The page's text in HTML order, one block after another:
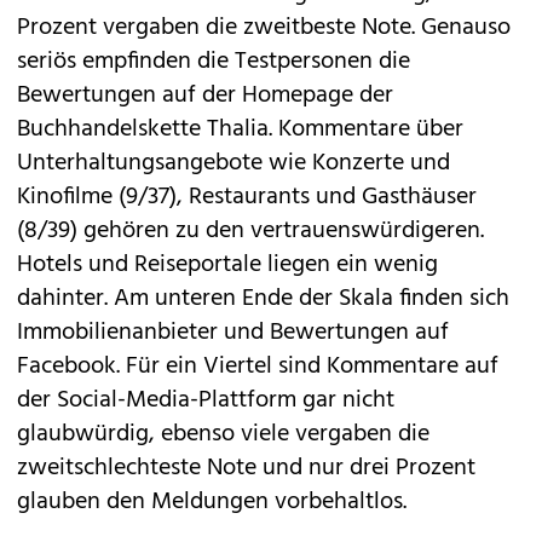
Prozent vergaben die zweitbeste Note. Genauso
seriös empfinden die Testpersonen die
Bewertungen auf der Homepage der
Buchhandelskette Thalia. Kommentare über
Unterhaltungsangebote wie Konzerte und
Kinofilme (9/37), Restaurants und Gasthäuser
(8/39) gehören zu den vertrauenswürdigeren.
Hotels und Reiseportale liegen ein wenig
dahinter. Am unteren Ende der Skala finden sich
Immobilienanbieter und Bewertungen auf
Facebook. Für ein Viertel sind Kommentare auf
der Social-Media-Plattform gar nicht
glaubwürdig, ebenso viele vergaben die
zweitschlechteste Note und nur drei Prozent
glauben den Meldungen vorbehaltlos.